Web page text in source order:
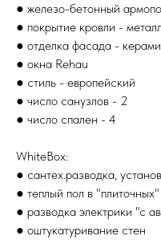
● железо-бетонный
● покрытие кровли -
● отделка фасада -
● окна Rehau
● стиль - европейский
● число санузлов - 2
● число спален - 4
WhiteBox:
● сантех.разводка,
● теплый пол в
● разводка электрики "с
● оштукатуривание стен